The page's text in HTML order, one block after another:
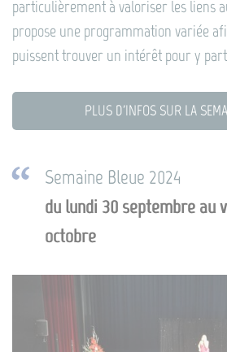
particulièrement à valoriser les liens
propose une programmation variée
puissent trouver un intérêt pour y
PLUS D'INFOS SUR LA
Semaine Bleue 2024
du lundi 30 septembre au
octobre